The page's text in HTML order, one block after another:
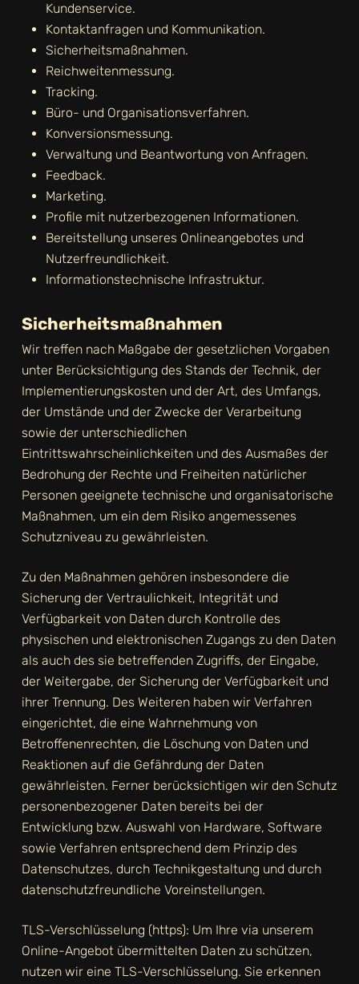
Kundenservice.
Kontaktanfragen und Kommunikation.
Sicherheitsmaßnahmen.
Reichweitenmessung.
Tracking.
Büro- und Organisationsverfahren.
Konversionsmessung.
Verwaltung und Beantwortung von Anfragen.
Feedback.
Marketing.
Profile mit nutzerbezogenen Informationen.
Bereitstellung unseres Onlineangebotes und
Nutzerfreundlichkeit.
Informationstechnische Infrastruktur.
Sicherheitsmaßnahmen
Wir treffen nach Maßgabe der gesetzlichen Vorgaben
unter Berücksichtigung des Stands der Technik, der
Implementierungskosten und der Art, des Umfangs,
der Umstände und der Zwecke der Verarbeitung
sowie der unterschiedlichen
Eintrittswahrscheinlichkeiten und des Ausmaßes der
Bedrohung der Rechte und Freiheiten natürlicher
Personen geeignete technische und organisatorische
Maßnahmen, um ein dem Risiko angemessenes
Schutzniveau zu gewährleisten.
Zu den Maßnahmen gehören insbesondere die
Sicherung der Vertraulichkeit, Integrität und
Verfügbarkeit von Daten durch Kontrolle des
physischen und elektronischen Zugangs zu den Daten
als auch des sie betreffenden Zugriffs, der Eingabe,
der Weitergabe, der Sicherung der Verfügbarkeit und
ihrer Trennung. Des Weiteren haben wir Verfahren
eingerichtet, die eine Wahrnehmung von
Betroffenenrechten, die Löschung von Daten und
Reaktionen auf die Gefährdung der Daten
gewährleisten. Ferner berücksichtigen wir den Schutz
personenbezogener Daten bereits bei der
Entwicklung bzw. Auswahl von Hardware, Software
sowie Verfahren entsprechend dem Prinzip des
Datenschutzes, durch Technikgestaltung und durch
datenschutzfreundliche Voreinstellungen.
TLS-Verschlüsselung (https): Um Ihre via unserem
Online-Angebot übermittelten Daten zu schützen,
nutzen wir eine TLS-Verschlüsselung. Sie erkennen